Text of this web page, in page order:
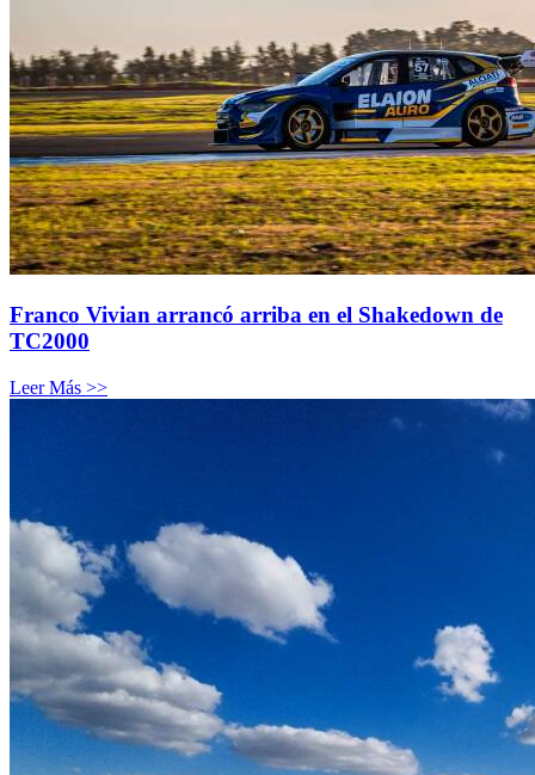
Franco Vivian arrancó arriba en el Shakedown de
TC2000
Leer Más >>